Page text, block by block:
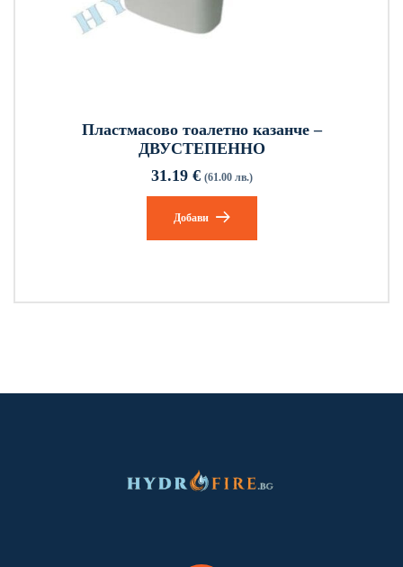
Пластмасово тоалетно казанче –
ДВУСТЕПЕННО
31.19 € (61.00 лв.)
Добави